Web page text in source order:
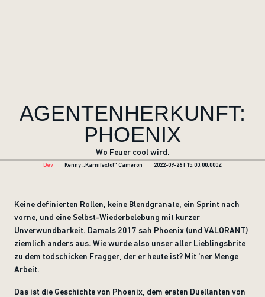
AGENTENHERKUNFT:
PHOENIX
Wo Feuer cool wird.
Dev Kenny „Karnifexlol“ Cameron 2022-09-26T15:00:00.000Z
Keine definierten Rollen, keine Blendgranate, ein Sprint nach
vorne, und eine Selbst-Wiederbelebung mit kurzer
Unverwundbarkeit. Damals 2017 sah Phoenix (und VALORANT)
ziemlich anders aus. Wie wurde also unser aller Lieblingsbrite
zu dem todschicken Fragger, der er heute ist? Mit ‘ner Menge
Arbeit.
Das ist die Geschichte von Phoenix, dem ersten Duellanten von